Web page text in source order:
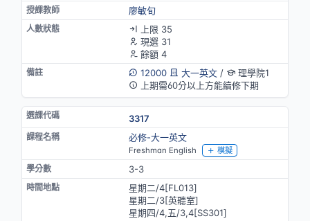
廖敏旬
上限 35
現選 31
餘額 4
12000
大一英文/
理學院1
上期需60分以上方能續修下期
3317
必修-大一英文
Freshman English 模擬
3-3
星期二/4[FL013]
星期二/3[英聽室]
星期四/4,五/3,4[SS301]